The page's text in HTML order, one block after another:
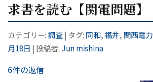
求書を読む【関電問題】
カテゴリー: 調査| タグ: 同和,福井, 関西電力
月18日 | 投稿者: Jun mishina
6件の返信